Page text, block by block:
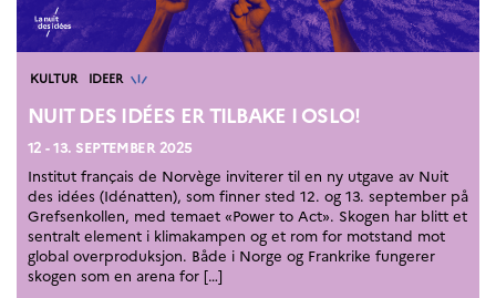
UNIVERSITETER
Høyere utdanning og
Studere i Frankrike
Studere i Norge
Doktorgrader og
postdoktorstillinger i
Frankrike
Studiestipender
French+Sciences
Kategorier
KULTUR IDEER
NUIT DES IDÉES ER TILBAKE I OSLO!
12 - 13. SEPTEMBER 2025
Institut français de Norvège inviterer til en ny utgave av Nuit
des idées (Idénatten), som finner sted 12. og 13. september på
Grefsenkollen, med temaet «Power to Act». Skogen har blitt et
sentralt element i klimakampen og et rom for motstand mot
global overproduksjon. Både i Norge og Frankrike fungerer
skogen som en arena for […]